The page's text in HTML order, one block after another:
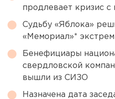
продлевает кризис с
Судьбу «Яблока»
«Мемориал»*
Бенефициары
свердловской
вышли из СИЗО
Назначена дата